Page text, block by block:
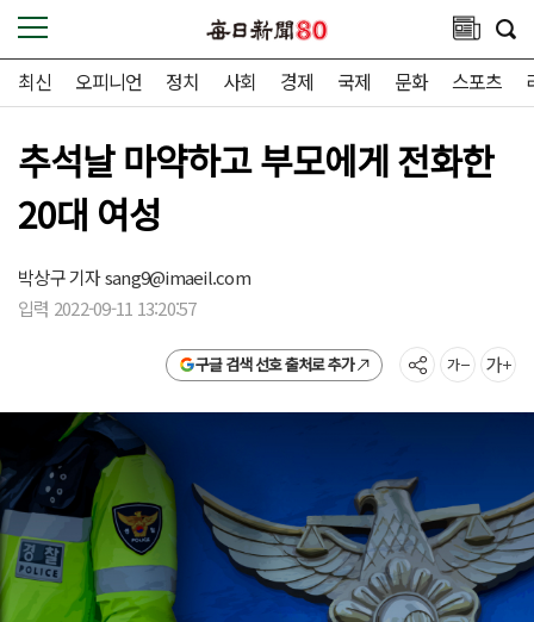
최신 오피니언 정치 사회 경제 국제 문화 스포츠
추석날 마약하고 부모에게 전화한
20대 여성
박상구 기자sang9@imaeil.com
입력 2022-09-11 13:20:57
구글 검색 선호 출처로 추가